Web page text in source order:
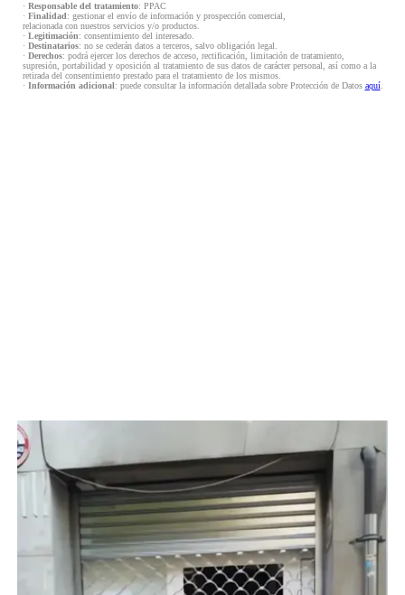
· Responsable del tratamiento: PPAC
· Finalidad: gestionar el envío de información y prospección comercial,
relacionada con nuestros servicios y/o productos.
· Legitimación: consentimiento del interesado.
· Destinatarios: no se cederán datos a terceros, salvo obligación legal.
· Derechos: podrá ejercer los derechos de acceso, rectificación, limitación de tratamiento,
supresión, portabilidad y oposición al tratamiento de sus datos de carácter personal, así como a la
retirada del consentimiento prestado para el tratamiento de los mismos.
· Información adicional: puede consultar la información detallada sobre Protección de Datos aquí.